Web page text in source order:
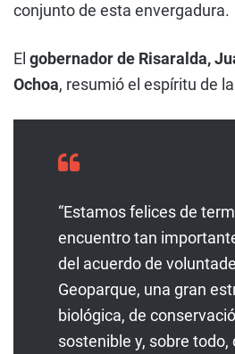
conjunto de esta envergadura.
El gobernador de Risaralda,
Ochoa, resumió el espíritu de
“Estamos felices de
encuentro tan
del acuerdo de
Geoparque, una gran
biológica, de
sostenible y, sobre todo,